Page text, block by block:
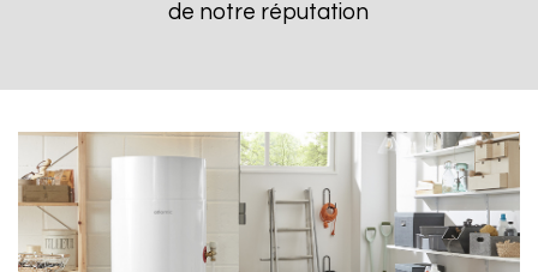
de notre réputation